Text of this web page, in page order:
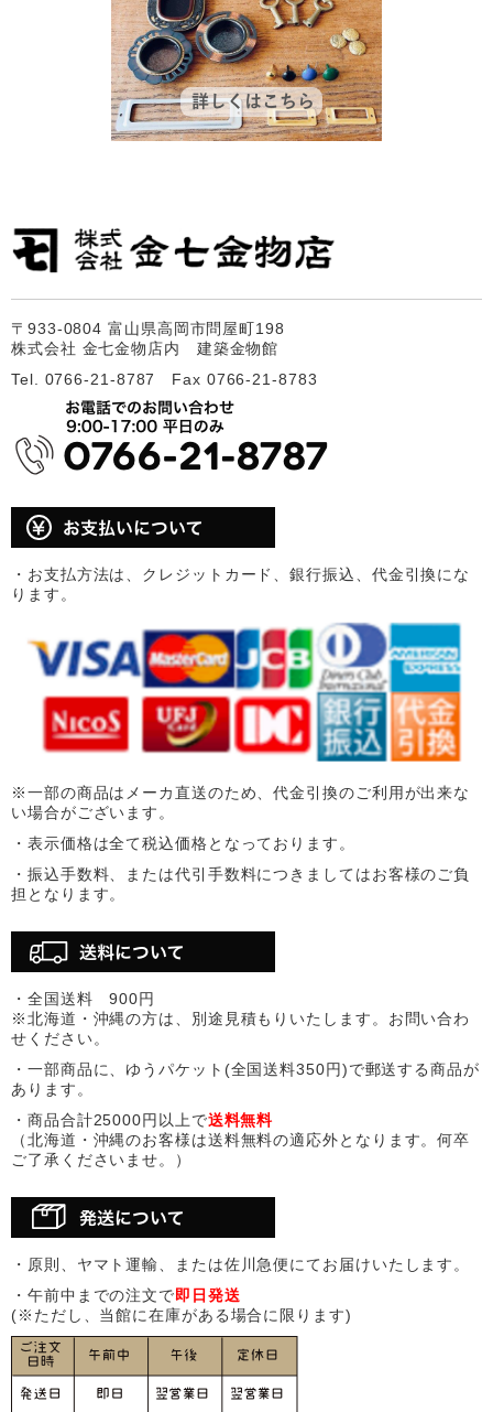
〒933-0804 富山県高岡市問屋町198
株式会社 金七金物店内 建築金物館
Tel. 0766-21-8787 Fax 0766-21-8783
・お支払方法は、クレジットカード、銀行振込、代金引換にな
ります。
※一部の商品はメーカ直送のため、代金引換のご利用が出来な
い場合がございます。
・表示価格は全て税込価格となっております。
・振込手数料、または代引手数料につきましてはお客様のご負
担となります。
・全国送料 900円
※北海道・沖縄の方は、別途見積もりいたします。お問い合わ
せください。
・一部商品に、ゆうパケット(全国送料350円)で郵送する商品が
あります。
・商品合計25000円以上で送料無料
（北海道・沖縄のお客様は送料無料の適応外となります。何卒
ご了承くださいませ。）
・原則、ヤマト運輸、または佐川急便にてお届けいたします。
・午前中までの注文で即日発送
(※ただし、当館に在庫がある場合に限ります)